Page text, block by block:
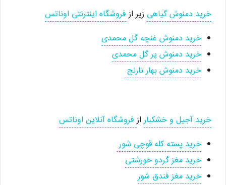
خرید دمنوش گیاهی زیر ازفروشگاه اینترنتی اوناتس
خرید دمنوش غنچه گل محمدی
خرید دمنوش پر گل محمدی
خرید دمنوش بهار نارنج
خرید آجیل و خشکبارازفروشگاه آنلاین اوناتس
خرید پسته کله قوچی شور
خرید مغز گردو خورشتی
خرید مغز فندق شور